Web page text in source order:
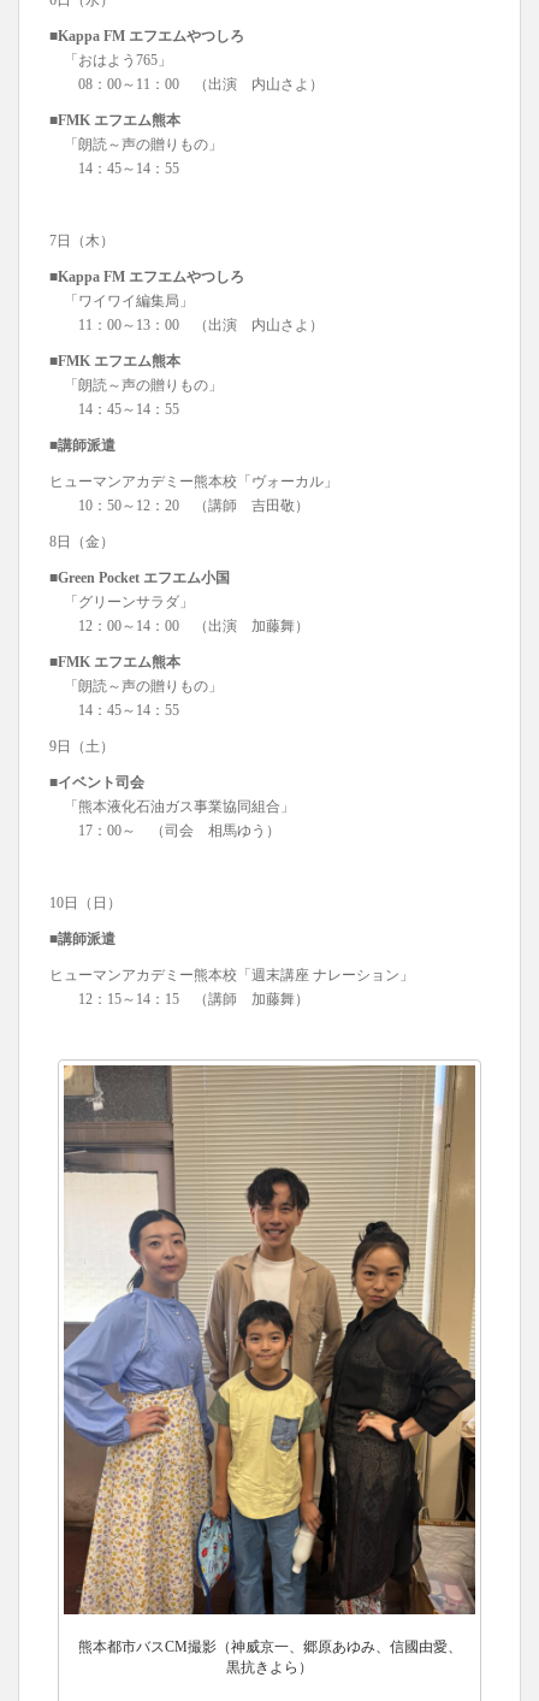
■Kappa FM エフエムやつしろ
「おはよう765」
08：00～11：00 （出演 内山さよ）
■FMK エフエム熊本
「朗読～声の贈りもの」
14：45～14：55
7日（木）
■Kappa FM エフエムやつしろ
「ワイワイ編集局」
11：00～13：00 （出演 内山さよ）
■FMK エフエム熊本
「朗読～声の贈りもの」
14：45～14：55
■講師派遣
ヒューマンアカデミー熊本校「ヴォーカル」
10：50～12：20 （講師 吉田敬）
8日（金）
■Green Pocket エフエム小国
「グリーンサラダ」
12：00～14：00 （出演 加藤舞）
■FMK エフエム熊本
「朗読～声の贈りもの」
14：45～14：55
9日（土）
■イベント司会
「熊本液化石油ガス事業協同組合」
17：00～ （司会 相馬ゆう）
10日（日）
■講師派遣
ヒューマンアカデミー熊本校「週末講座 ナレーション」
12：15～14：15 （講師 加藤舞）
熊本都市バスCM撮影（神威京一、郷原あゆみ、信國由愛、
黒抗きよら）